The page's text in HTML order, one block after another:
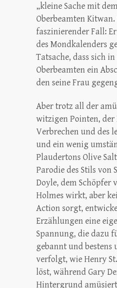
„kleine Sache mit
Oberbeamten Kitwan.
faszinierender Fall:
des Mondkalenders
Tatsache, dass sich in
Oberbeamten ein
den seine Frau
Aber trotz all der
witzigen Pointen,
Verbrechen und des
und ein wenig
Plaudertons Olive
Parodie des Stils von
Doyle, dem Schöpfer
Holmes wirkt, aber
Action sorgt,
Erzählungen eine
Spannung, die dazu
gebannt und bestens
verfolgt, wie Henry
löst, während Gary
Hintergrund